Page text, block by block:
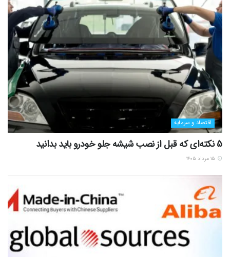
اقتصاد و سرمایه
5 نکته‌ای که قبل از نصب شیشه جلو خودرو باید بدانید